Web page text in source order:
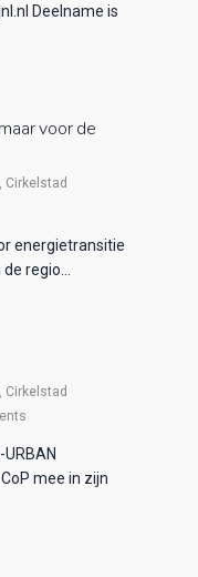
Deelname is
voor de
, Cirkelstad
energietransitie
regio…
, Cirkelstad
mee in zijn